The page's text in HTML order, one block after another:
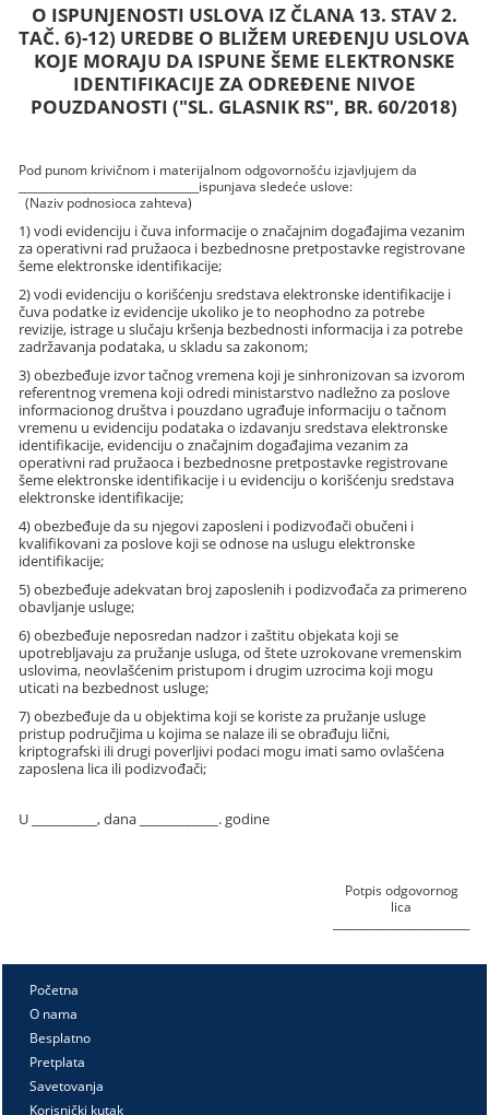
O ISPUNJENOSTI USLOVA IZ ČLANA 13. STAV 2.
TAČ. 6)-12) UREDBE O BLIŽEM UREĐENJU USLOVA
KOJE MORAJU DA ISPUNE ŠEME ELEKTRONSKE
IDENTIFIKACIJE ZA ODREĐENE NIVOE
POUZDANOSTI ("SL. GLASNIK RS", BR. 60/2018)
Pod punom krivičnom i materijalnom odgovornošću izjavljujem da
ispunjava sledeće uslove:
(Naziv podnosioca zahteva)
1) vodi evidenciju i čuva informacije o značajnim događajima vezanim
za operativni rad pružaoca i bezbednosne pretpostavke registrovane
šeme elektronske identifikacije;
2) vodi evidenciju o korišćenju sredstava elektronske identifikacije i
čuva podatke iz evidencije ukoliko je to neophodno za potrebe
revizije, istrage u slučaju kršenja bezbednosti informacija i za potrebe
zadržavanja podataka, u skladu sa zakonom;
3) obezbeđuje izvor tačnog vremena koji je sinhronizovan sa izvorom
referentnog vremena koji odredi ministarstvo nadležno za poslove
informacionog društva i pouzdano ugrađuje informaciju o tačnom
vremenu u evidenciju podataka o izdavanju sredstava elektronske
identifikacije, evidenciju o značajnim događajima vezanim za
operativni rad pružaoca i bezbednosne pretpostavke registrovane
šeme elektronske identifikacije i u evidenciju o korišćenju sredstava
elektronske identifikacije;
4) obezbeđuje da su njegovi zaposleni i podizvođači obučeni i
kvalifikovani za poslove koji se odnose na uslugu elektronske
identifikacije;
5) obezbeđuje adekvatan broj zaposlenih i podizvođača za primereno
obavljanje usluge;
6) obezbeđuje neposredan nadzor i zaštitu objekata koji se
upotrebljavaju za pružanje usluga, od štete uzrokovane vremenskim
uslovima, neovlašćenim pristupom i drugim uzrocima koji mogu
uticati na bezbednost usluge;
7) obezbeđuje da u objektima koji se koriste za pružanje usluge
pristup područjima u kojima se nalaze ili se obrađuju lični,
kriptografski ili drugi poverljivi podaci mogu imati samo ovlašćena
zaposlena lica ili podizvođači;
U __________, dana ____________. godine
Potpis odgovornog
lica
Početna
O nama
Besplatno
Pretplata
Savetovanja
Korisnički kutak